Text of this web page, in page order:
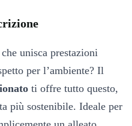
unisca prestazioni
per l’ambiente? Il
ti offre tutto questo,
più sostenibile. Ideale per